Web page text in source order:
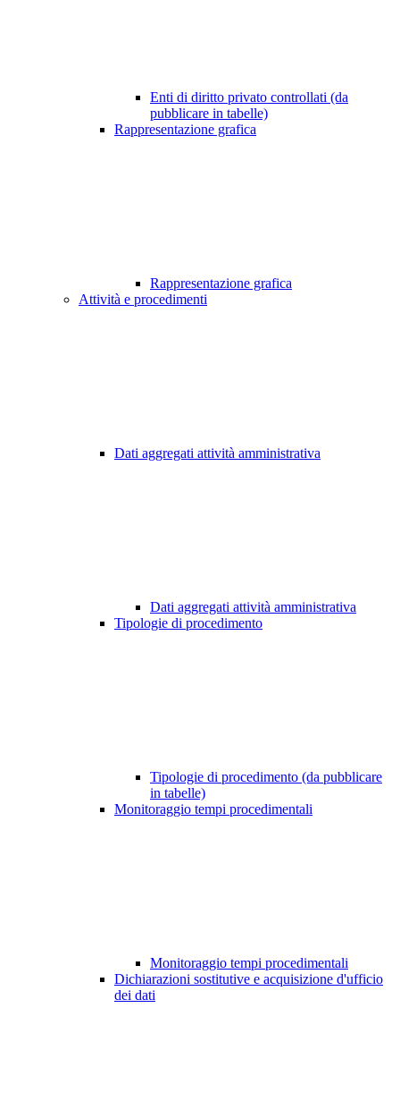
Enti di diritto privato controllati (da
pubblicare in tabelle)
Rappresentazione grafica
Rappresentazione grafica
Attività e procedimenti
Dati aggregati attività amministrativa
Dati aggregati attività amministrativa
Tipologie di procedimento
Tipologie di procedimento (da pubblicare
in tabelle)
Monitoraggio tempi procedimentali
Monitoraggio tempi procedimentali
Dichiarazioni sostitutive e acquisizione d'ufficio
dei dati